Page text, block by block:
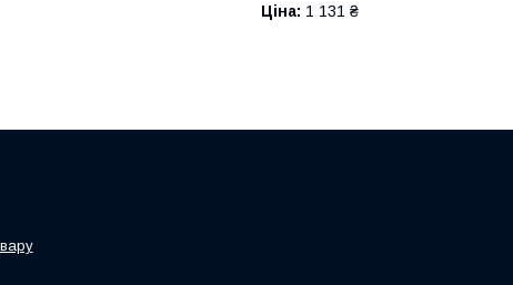
Ціна: 1 131 ₴